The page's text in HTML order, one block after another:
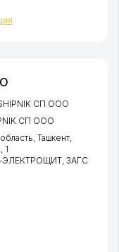
СП ООО
СП ООО
Ташкент
, 1
ЭЛЕКТРОЩИТ, ЗАГС